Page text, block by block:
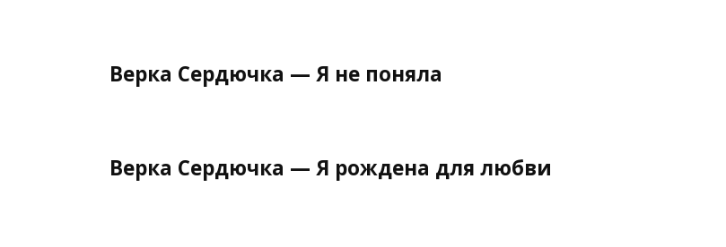
Верка Сердючка — Я не поняла
Верка Сердючка — Я рождена для любви